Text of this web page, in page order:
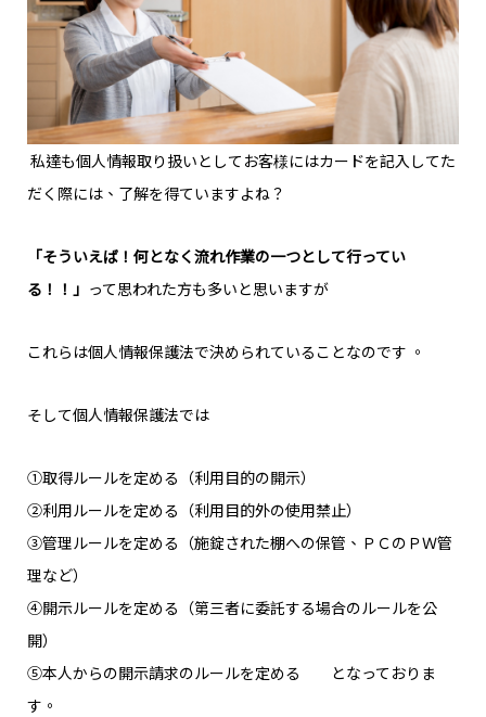
私達も個人情報取り扱いとしてお客様にはカードを記入してた
だく際には、了解を得ていますよね？
「そういえば！何となく流れ作業の一つとして行ってい
る！！」 って思われた方も多いと思いますが
これらは個人情報保護法で決められていることなのです 。
そして個人情報保護法では
①取得ルールを定める（利用目的の開示）
②利用ルールを定める（利用目的外の使用禁止）
③管理ルールを定める（施錠された棚への保管、ＰＣのＰＷ管
理など）
④開示ルールを定める（第三者に委託する場合のルールを公
開）
⑤本人からの開示請求のルールを定める となっておりま
す。